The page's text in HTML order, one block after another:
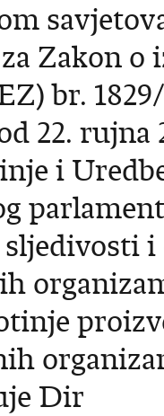
Zakon o
br.
22. rujna
i
Dir